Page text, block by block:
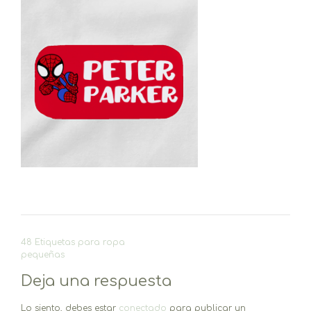
Navegación
de
48 Etiquetas para ropa
pequeñas
Deja una respuesta
Lo siento, debes estar conectado para publicar un